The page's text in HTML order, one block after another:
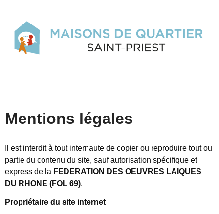
Mentions légales
Il est interdit à tout internaute de copier ou reproduire tout ou
partie du contenu du site, sauf autorisation spécifique et
express de la FEDERATION DES OEUVRES LAIQUES
DU RHONE (FOL 69).
Propriétaire du site internet